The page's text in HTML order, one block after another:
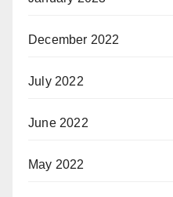
December 2022
July 2022
June 2022
May 2022